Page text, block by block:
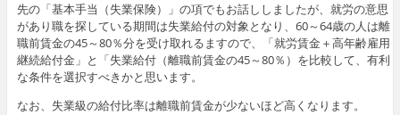
先の「基本手当（失業保険）」の項でもお話ししましたが、就労の意思
があり職を探している期間は失業給付の対象となり、60～64歳の人は離
職前賃金の45～80％分を受け取れるますので、「就労賃金＋高年齢雇用
継続給付金」と「失業給付（離職前賃金の45～80％）を比較して、有利
な条件を選択すべきかと思います。
なお、失業級の給付比率は離職前賃金が少ないほど高くなります。